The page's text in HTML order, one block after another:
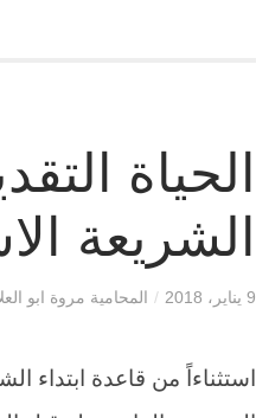
الحياة
الشريعة
9 يناير، 2018 / المحامية مروة ابو
استثناءاً من قاعدة ابتداء